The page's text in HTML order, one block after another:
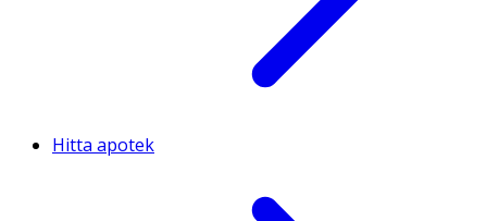
Hitta apotek